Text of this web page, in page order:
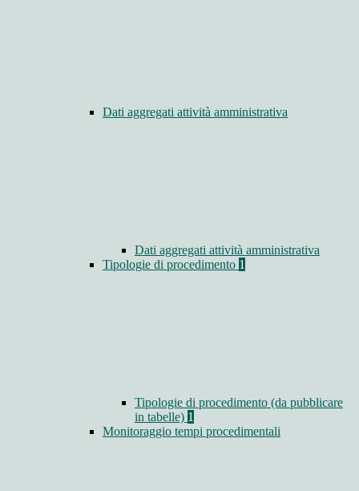
Dati aggregati attività amministrativa
Dati aggregati attività amministrativa
Tipologie di procedimento 1
Tipologie di procedimento (da pubblicare
in tabelle) 1
Monitoraggio tempi procedimentali